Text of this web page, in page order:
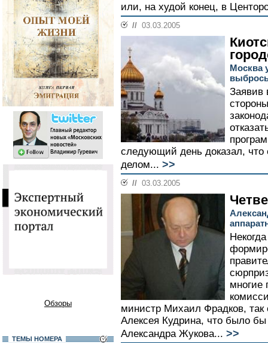
Обзоры
ТЕМЫ НОМЕРА
или, на худой конец, в
// 03.03.2005
Москва
Заявив
следующий день доказал, что
делом... >>
// 03.03.2005
многие
министр Михаил Фрадков,
Алексея Кудрина, что было
Александра Жукова... >>